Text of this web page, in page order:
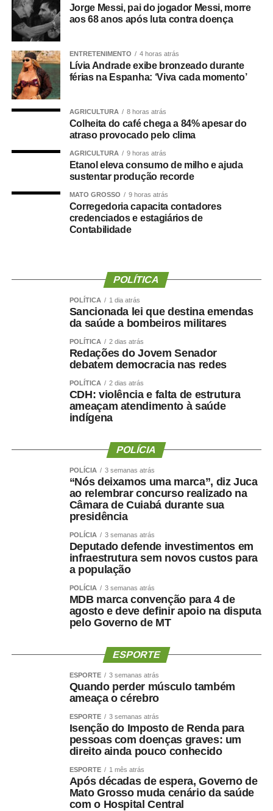
Orientações
candidato que não comparecer no dia e horário
previstos ou não apresentar toda a documentação
exigida será eliminado, sem possibilidade de segunda
chamada. Nesse caso, será convocado o próximo
classificado na sequência.
Os documentos a serem apresentados, conforme os
editais, são RG, CPF, Título de Eleitor, PIS ou PASEP,
Certificado de Reservista (para candidatos do sexo
masculino), conta corrente no Banco do Brasil (caso
possua), comprovante de residência, diploma ou
A Secretaria Municipal de Educação informa que o
candidato que chegar atrasado e tiver seu nome
chamado será realocado para o final da lista. Caso
compareça em horário diferente do estabelecido, será
eliminado do certame, conforme item 13.3 do edital.
Os candidatos convocados devem realizar o exame
admissional no local de sua preferência, desde que o
para o exercício da função.
Processo Seletivo
O processo seletivo, realizado em 2024, ofertou 2.015
vagas para contratação temporária e formação de
cadastro de reserva para cargos de níveis médio e
superior. Os profissionais atuarão nas unidades
educacionais da rede pública municipal, substituindo
servidores efetivos e atendendo a necessidades
temporárias de excepcional interesse público.
REGIONAL-CAMPO-EMEBCNova
Esperanca.pdf
10-31-01-2025-CONVOCACAO-PEDAGOGO-
REGIONAL-CAMPO-EMEBC Profª Hilda
Caetano de Oliveira Leite.pdf
7-31-01-2025-CONVOCACAO-PEDAGOGO-
REGIONAL-CAMPO EMEBC NOSSA
SENHORA PENHA DE FRANCA.pdf
9-31-01-2025-CONVOCACAO-PEDAGOGO-
Jorge Messi, pai do jogador Messi, morre
aos 68 anos após luta contra doença
ENTRETENIMENTO 4 horas atrás
Lívia Andrade exibe bronzeado durante
férias na Espanha: ‘Viva cada momento’
AGRICULTURA 8 horas atrás
Colheita do café chega a 84% apesar do
atraso provocado pelo clima
AGRICULTURA 9 horas atrás
Etanol eleva consumo de milho e ajuda
sustentar produção recorde
MATO GROSSO 9 horas atrás
Corregedoria capacita contadores
credenciados e estagiários de
Contabilidade
POLÍTICA
POLÍTICA 1 dia atrás
Sancionada lei que destina emendas
da saúde a bombeiros militares
POLÍTICA 2 dias atrás
Redações do Jovem Senador
debatem democracia nas redes
POLÍTICA 2 dias atrás
CDH: violência e falta de estrutura
ameaçam atendimento à saúde
indígena
POLÍCIA
POLÍCIA 3 semanas atrás
“Nós deixamos uma marca”, diz Juca
ao relembrar concurso realizado na
Câmara de Cuiabá durante sua
presidência
POLÍCIA 3 semanas atrás
Deputado defende investimentos em
infraestrutura sem novos custos para
a população
POLÍCIA 3 semanas atrás
MDB marca convenção para 4 de
agosto e deve definir apoio na disputa
pelo Governo de MT
ESPORTE
ESPORTE 3 semanas atrás
Quando perder músculo também
ameaça o cérebro
ESPORTE 3 semanas atrás
Isenção do Imposto de Renda para
pessoas com doenças graves: um
direito ainda pouco conhecido
ESPORTE 1 mês atrás
Após décadas de espera, Governo de
Mato Grosso muda cenário da saúde
com o Hospital Central